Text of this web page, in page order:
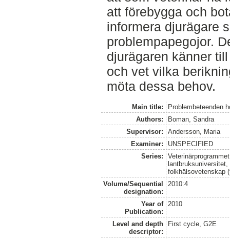
att förebygga och
informera djurägare
problempapegojor.
djurägaren känner
och vet vilka
möta dessa behov.
Main title:
Problembeteenden
Authors:
Boman, Sandra
Supervisor:
Andersson, Maria
Examiner:
UNSPECIFIED
Series:
folkhälsovetenskap
Volume/Sequential
designation:
2010:4
Year of
Publication:
2010
Level and depth
descriptor:
First cycle, G2E